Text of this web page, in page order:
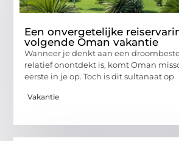
Een onvergetelijke
volgende Oman vakantie
Wanneer je denkt aan een
relatief onontdekt is, komt Oman
eerste in je op. Toch is dit sultanaat op
Vakantie